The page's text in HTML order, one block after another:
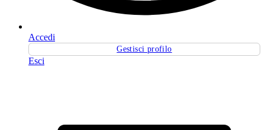
Accedi
Gestisci profilo
Esci